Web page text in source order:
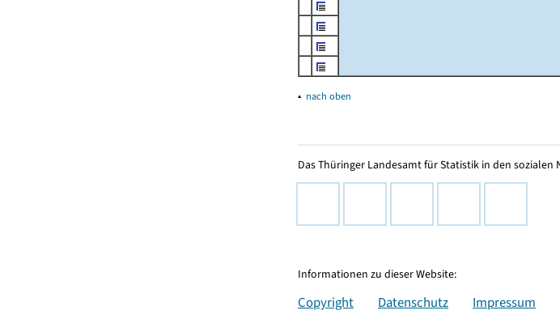
▴ nach oben
Das Thüringer Landesamt für Statistik in den sozialen
Informationen zu dieser Website:
Copyright Datenschutz Impressum